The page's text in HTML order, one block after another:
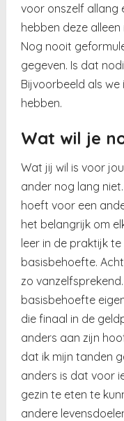
voor onszelf allang
hebben deze
Nog nooit
gegeven. Is dat
Bijvoorbeeld als
hebben.
Wat wil je
Wat jij wil is voor
ander nog lang
hoeft voor een
het belangrijk om
leer in de praktijk
basisbehoefte.
zo
basisbehoefte
die finaal in de
anders aan zijn
dat ik mijn tanden
anders is dat voor
gezin te eten te
andere